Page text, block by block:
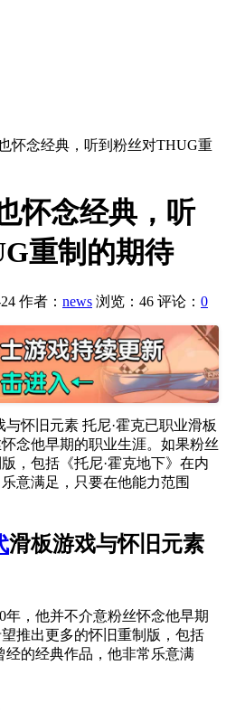
怀念经典，听到粉丝对THUG重
怀念经典，听
重制的期待
作者： news 浏览：46 评论： 0
怀旧元素 托尼·霍克已职业滑板
念他早期的职业生涯。如果粉丝
，包括《托尼·霍克地下》在内
意满足，只要在他能力范围
滑板游戏与怀旧元素
年，他并不介意粉丝怀念他早期
推出更多的怀旧重制版，包括
经的经典作品，他非常乐意满